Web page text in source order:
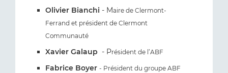
Olivier Bianchi - Maire de Clermont-
Ferrand et président de Clermont
Communauté
Xavier Galaup - Président de l’ABF
Fabrice Boyer - Président du groupe ABF